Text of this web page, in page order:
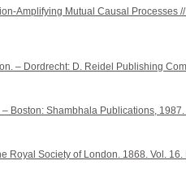
Amplifying Mutual Causal Processes
– Dordrecht: D. Reidel Publishing
Boston: Shambhala Publications,
Royal Society of London. 1868. Vol. 16.